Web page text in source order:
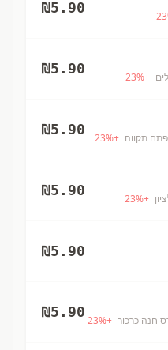
23
₪5.90
+
23%
₪5.90
פתח תקווה +
23%
₪5.90
+
23%
₪5.90
₪5.90
חנה כרכור +
23%
₪5.90